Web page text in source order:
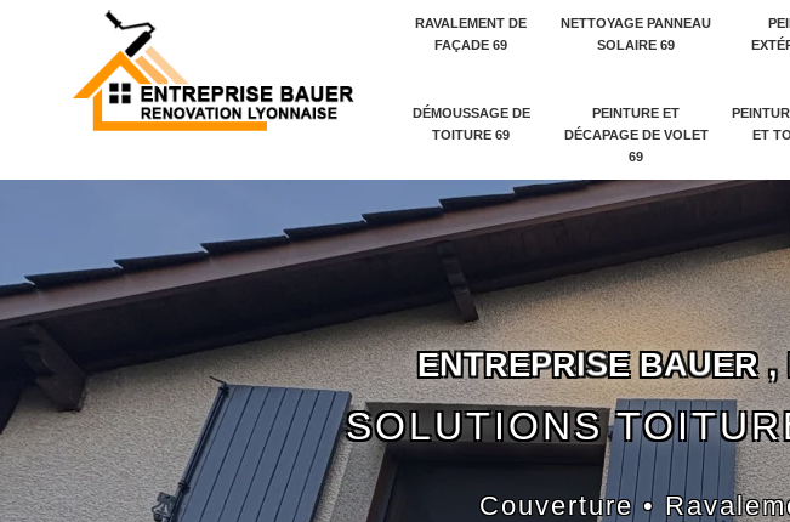
RAVALEMENT DE
FAÇADE 69
NETTOYAGE PANNEAU
SOLAIRE 69
DÉMOUSSAGE DE
TOITURE 69
PEINTURE ET
DÉCAPAGE DE VOLET
69
ET
ENTREPRISE BAUER ,
SOLUTIONS
Couverture •